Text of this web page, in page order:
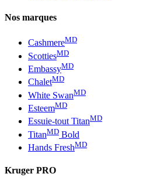
Nos marques
CashmereMD
ScottiesMD
EmbassyMD
ChaletMD
White SwanMD
EsteemMD
Essuie-tout TitanMD
TitanMD Bold
Hands FreshMD
Kruger PRO